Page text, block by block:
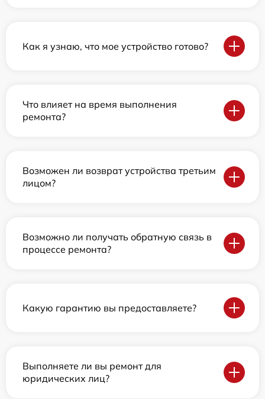
Как я узнаю, что мое устройство готово?
Что влияет на время выполнения
ремонта?
Возможен ли возврат устройства третьим
лицом?
Возможно ли получать обратную связь в
процессе ремонта?
Какую гарантию вы предоставляете?
Выполняете ли вы ремонт для
юридических лиц?